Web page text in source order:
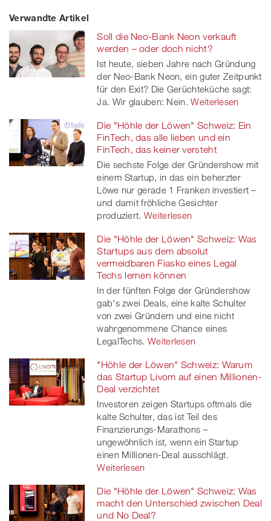
on
Facebook
on
twitt
er
linkedinXing
Verwandte Artikel
Soll die Neo-Bank Neon verkauft
werden – oder doch nicht?
Ist heute, sieben Jahre nach Gründung
der Neo-Bank Neon, ein guter Zeitpunkt
für den Exit? Die Gerüchteküche sagt:
Ja. Wir glauben: Nein. Weiterlesen
Die "Höhle der Löwen" Schweiz: Ein
FinTech, das alle lieben und ein
FinTech, das keiner versteht
Die sechste Folge der Gründershow mit
einem Startup, in das ein beherzter
Löwe nur gerade 1 Franken investiert –
und damit fröhliche Gesichter
produziert. Weiterlesen
Die "Höhle der Löwen" Schweiz: Was
Startups aus dem absolut
vermeidbaren Fiasko eines Legal
Techs lernen können
In der fünften Folge der Gründershow
gab's zwei Deals, eine kalte Schulter
von zwei Gründern und eine nicht
wahrgenommene Chance eines
LegalTechs. Weiterlesen
"Höhle der Löwen" Schweiz: Warum
das Startup Livom auf einen Millionen-
Deal verzichtet
Investoren zeigen Startups oftmals die
kalte Schulter, das ist Teil des
Finanzierungs-Marathons –
ungewöhnlich ist, wenn ein Startup
einen Millionen-Deal ausschlägt.
Weiterlesen
Die "Höhle der Löwen" Schweiz: Was
macht den Unterschied zwischen Deal
und No Deal?